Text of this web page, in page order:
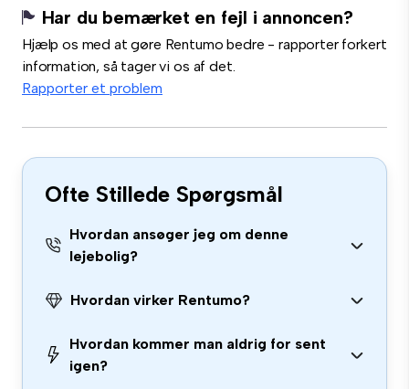
Har du bemærket en fejl i annoncen?
Hjælp os med at gøre Rentumo bedre - rapporter forkert
information, så tager vi os af det.
Rapporter et problem
Ofte Stillede Spørgsmål
Hvordan ansøger jeg om denne
lejebolig?
Hvordan virker Rentumo?
Hvordan kommer man aldrig for sent
igen?